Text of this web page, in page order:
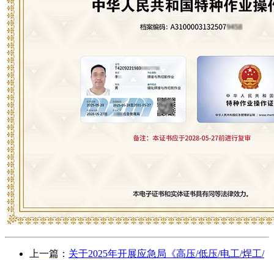
上一篇： 关于2025年开展应急局《高压/低压/电工/焊工/